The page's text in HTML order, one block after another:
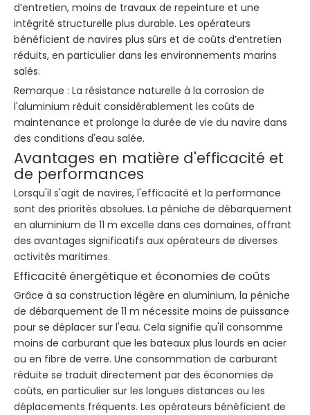
d’entretien, moins de travaux de repeinture et une
intégrité structurelle plus durable. Les opérateurs
bénéficient de navires plus sûrs et de coûts d’entretien
réduits, en particulier dans les environnements marins
salés.
Remarque : La résistance naturelle à la corrosion de
l'aluminium réduit considérablement les coûts de
maintenance et prolonge la durée de vie du navire dans
des conditions d'eau salée.
Avantages en matière d'efficacité et
de performances
Lorsqu'il s'agit de navires, l'efficacité et la performance
sont des priorités absolues. La péniche de débarquement
en aluminium de 11 m excelle dans ces domaines, offrant
des avantages significatifs aux opérateurs de diverses
activités maritimes.
Efficacité énergétique et économies de coûts
Grâce à sa construction légère en aluminium, la péniche
de débarquement de 11 m nécessite moins de puissance
pour se déplacer sur l'eau. Cela signifie qu'il consomme
moins de carburant que les bateaux plus lourds en acier
ou en fibre de verre. Une consommation de carburant
réduite se traduit directement par des économies de
coûts, en particulier sur les longues distances ou les
déplacements fréquents. Les opérateurs bénéficient de